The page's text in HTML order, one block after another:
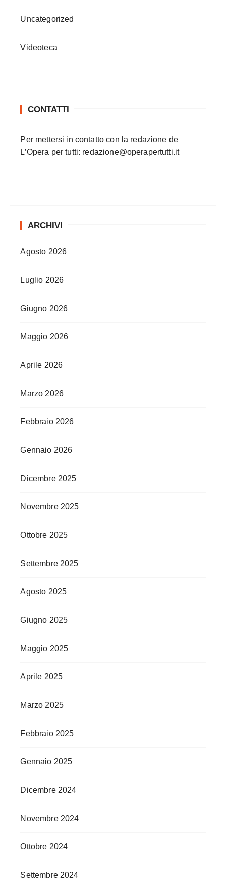
Uncategorized
Videoteca
CONTATTI
Per mettersi in contatto con la redazione de
L’Opera per tutti: redazione@operapertutti.it
ARCHIVI
Agosto 2026
Luglio 2026
Giugno 2026
Maggio 2026
Aprile 2026
Marzo 2026
Febbraio 2026
Gennaio 2026
Dicembre 2025
Novembre 2025
Ottobre 2025
Settembre 2025
Agosto 2025
Giugno 2025
Maggio 2025
Aprile 2025
Marzo 2025
Febbraio 2025
Gennaio 2025
Dicembre 2024
Novembre 2024
Ottobre 2024
Settembre 2024